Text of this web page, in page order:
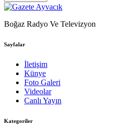
Boğaz Radyo Ve Televizyon
Sayfalar
İletişim
Künye
Foto Galeri
Videolar
Canlı Yayın
Kategoriler